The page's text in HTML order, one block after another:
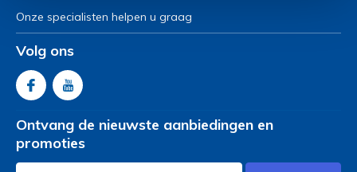
Onze specialisten helpen u graag
Volg ons
Ontvang de nieuwste aanbiedingen en
promoties